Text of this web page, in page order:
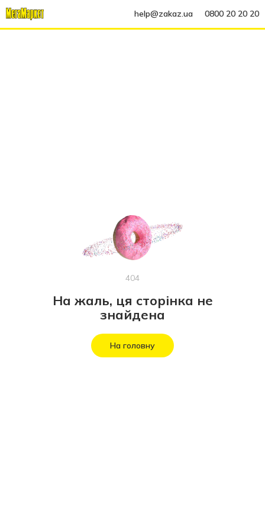
help@zakaz.ua 0800 20 20 20
404
На жаль, ця сторінка не
знайдена
На головну